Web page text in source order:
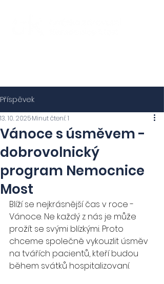
Příspěvek
Vánoce s úsměvem -
dobrovolnický
program Nemocnice
Most
13. 10. 2025Minut čtení: 1
Blíží se nejkrásnější čas v roce -
Vánoce. Ne každý z nás je může
prožít se svými blízkými. Proto
chceme společně vykouzlit úsměv
na tvářích pacientů, kteří budou
během svátků hospitalizovaní.